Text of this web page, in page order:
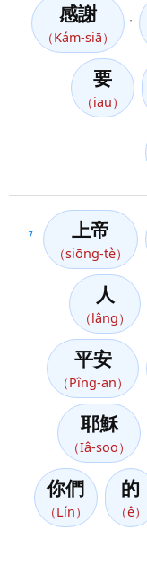
感謝
（Kám-siā）
要
（iau）
7 上帝
（siōng-tè）
人
（lâng）
平安
（Pîng-an）
耶穌
（Iâ-soo）
你們
（Lín）
的
（ê）